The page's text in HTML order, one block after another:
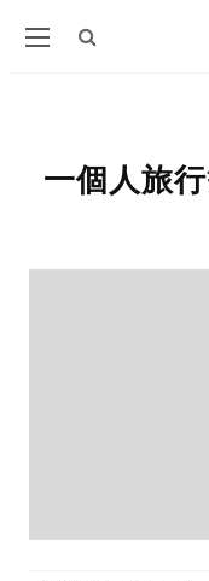
一個人旅